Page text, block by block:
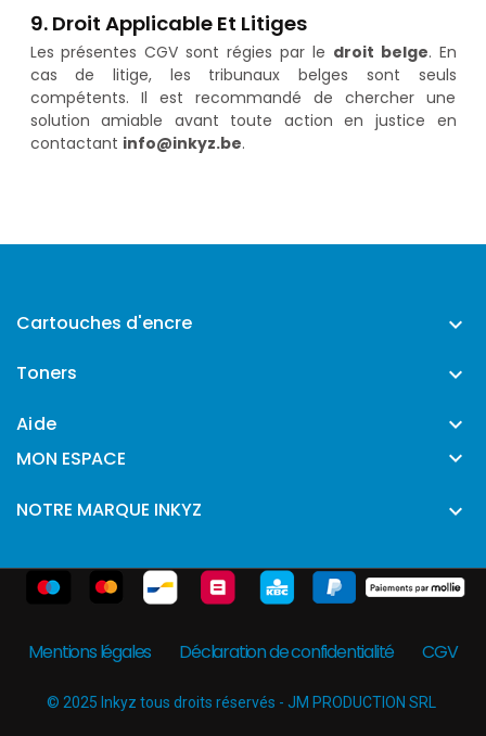
9. Droit Applicable Et Litiges
Les présentes CGV sont régies par le droit belge. En
cas de litige, les tribunaux belges sont seuls
compétents. Il est recommandé de chercher une
solution amiable avant toute action en justice en
contactant info@inkyz.be.
Cartouches d'encre 
Toners 
Aide 
MON ESPACE 
NOTRE MARQUE INKYZ 
Mentions légales Déclaration de confidentialité CGV
© 2025 Inkyz tous droits réservés - JM PRODUCTION SRL